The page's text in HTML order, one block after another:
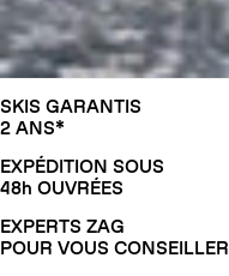
SKIS GARANTIS
2 ANS*
EXPÉDITION SOUS
48h OUVRÉES
EXPERTS ZAG
POUR VOUS CONSEILLER